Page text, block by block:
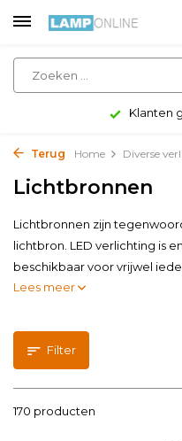
Klanten
Terug Home Diverse
Lichtbronnen
Lichtbronnen zijn
lichtbron. LED verlichting is
beschikbaar voor vrijwel
Lees meer
Filter
170 producten